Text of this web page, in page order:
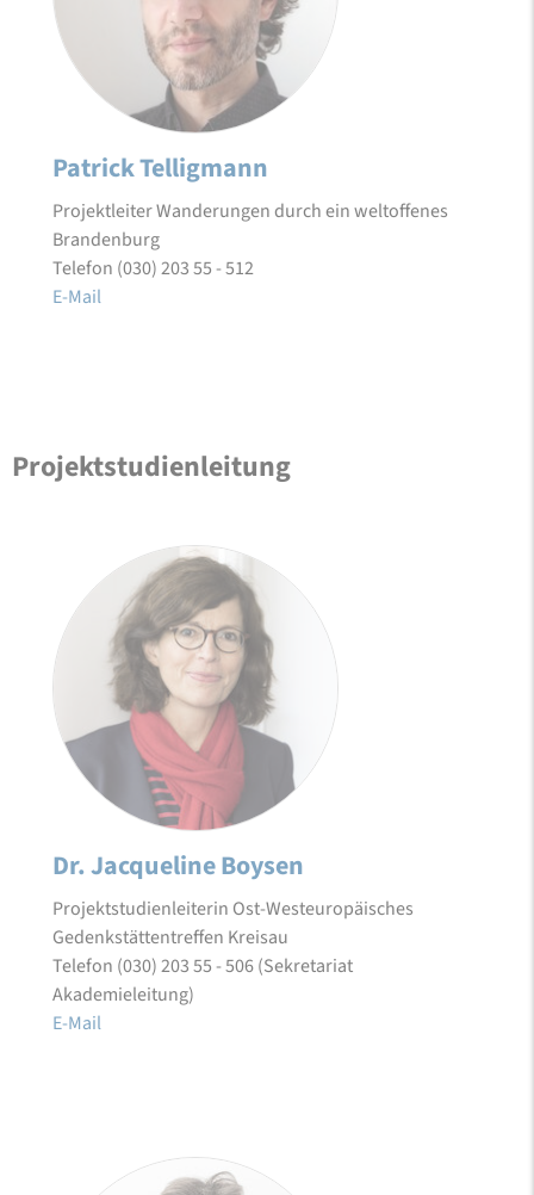
Patrick Telligmann
Projektleiter Wanderungen durch ein weltoffenes
Brandenburg
Telefon (030) 203 55 - 512
E-Mail
Projektstudienleitung
Dr. Jacqueline Boysen
Projektstudienleiterin Ost-Westeuropäisches
Gedenkstättentreffen Kreisau
Telefon (030) 203 55 - 506 (Sekretariat
Akademieleitung)
E-Mail